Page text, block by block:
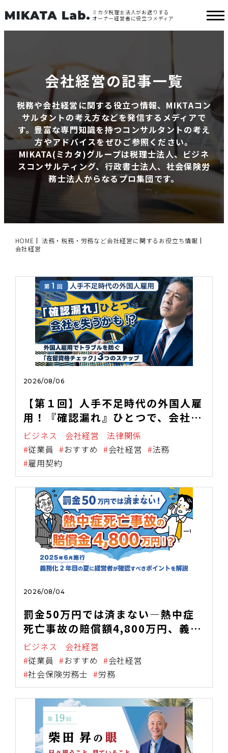
ミカタ税理士法人がお送りする
オーナー経営者に役立つメディア
会社経営の記事一覧
税務や会社経営に関する役立つ情報、MIKTAコン
サルタントの考え方などを発信するメディアで
す。豊富な専門知識を持つコンサルタントの考え
方やアドバイスをぜひご参照ください。
MIKATA(ミカタ)グループは税理士法人、ビジネ
スコンサルティング、行政書士法人、社会保険労
務士法人からなるプロ集団です。
HOME
法務・税務・労務など会社経営に関するお役立ち情報
会社経営
2026/08/06
【第１回】人手不足時代の外国人雇
用！『確認漏れ』ひとつで、会社を
失うかも！？
ビジネス 会社経営
法律関係
従業員
おすすめ 会社経営
法務
雇用契約
2026/08/04
罰金50万円では済まない―熱中症
死亡事故の賠償額4,800万円、義務
化2年目の夏に経営者が確認すべき
こと～2025年6月施行・職場の熱中
症対策義務化を中小企業向けに解説
～
ビジネス
会社経営
従業員
おすすめ
会社経営
社会保険労務士
労務